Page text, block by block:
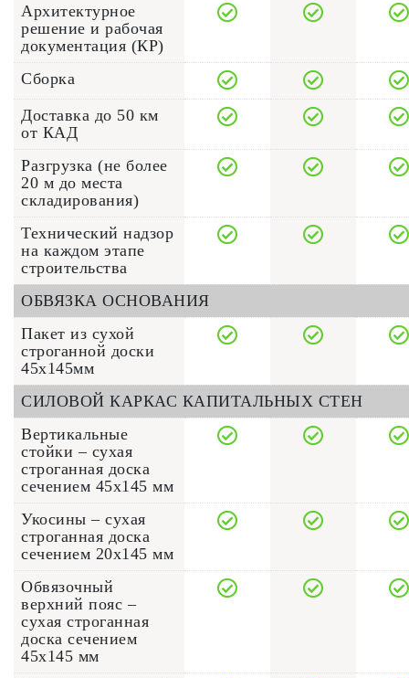
Архитектурное
решение и рабочая
документация (КР)
Сборка
Доставка до 50 км
от КАД
Разгрузка (не более
20 м до места
складирования)
Технический надзор
на каждом этапе
строительства
ОБВЯЗКА ОСНОВАНИЯ
Пакет из сухой
строганной доски
45х145мм
СИЛОВОЙ КАРКАС КАПИТАЛЬНЫХ СТЕН
Вертикальные
стойки – сухая
строганная доска
сечением 45x145 мм
Укосины – сухая
строганная доска
сечением 20x145 мм
Обвязочный
верхний пояс –
сухая строганная
доска сечением
45x145 мм